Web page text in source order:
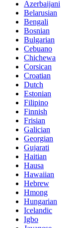
Azerbaijani
Belarusian
Bengali
Bosnian
Bulgarian
Cebuano
Chichewa
Corsican
Croatian
Dutch
Estonian
Filipino
Finnish
Frisian
Galician
Georgian
Gujarati
Haitian
Hausa
Hawaiian
Hebrew
Hmong
Hungarian
Icelandic
Igbo